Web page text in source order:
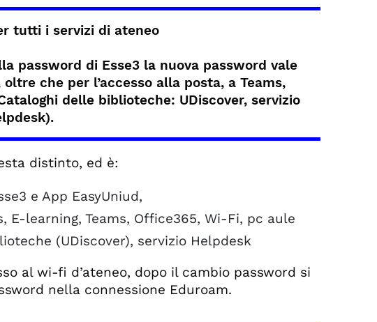
tutti i servizi di ateneo
password di Esse3la nuova password vale
che per l’accesso alla posta, a Teams,
delle biblioteche: UDiscover, servizio
distinto, ed è:
e App EasyUniud,
E-learning, Teams, Office365, Wi-Fi, pc aule
(UDiscover), servizio Helpdesk
al wi-fi d’ateneo, dopo il cambio password si
nella connessione Eduroam.